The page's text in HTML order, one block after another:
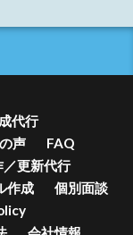
代行
声
FAQ
更新代行
作成
個別面談